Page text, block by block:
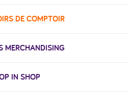
DE COMPTOIR
MERCHANDISING
IN SHOP